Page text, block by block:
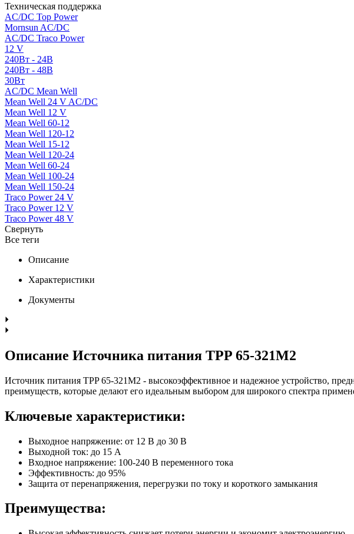
Техническая поддержка
AC/DC Top Power
Mornsun AC/DC
AC/DC Traco Power
12 V
240Вт - 24В
240Вт - 48В
30Вт
AC/DC Mean Well
Mean Well 24 V AC/DC
Mean Well 12 V
Mean Well 60-12
Mean Well 120-12
Mean Well 15-12
Mean Well 120-24
Mean Well 60-24
Mean Well 100-24
Mean Well 150-24
Traco Power 24 V
Traco Power 12 V
Traco Power 48 V
Свернуть
Все теги
Описание
Характеристики
Документы
Описание Источника питания TPP 65-321M2
Источник питания TPP 65-321M2 - высокоэффективное и надежное устройство,
преимуществ, которые делают его идеальным выбором для широкого спектра
Ключевые характеристики:
Выходное напряжение: от 12 В до 30 В
Выходной ток: до 15 А
Входное напряжение: 100-240 В переменного тока
Эффективность: до 95%
Защита от перенапряжения, перегрузки по току и короткого замыкания
Преимущества: